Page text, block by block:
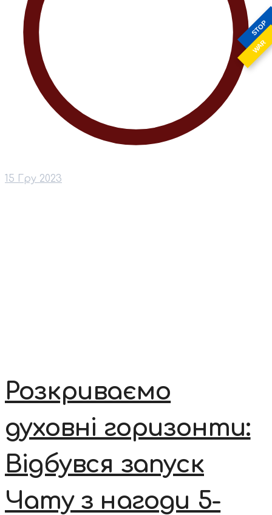
STOP
WAR
15 Гру 2023
Розкриваємо
духовні горизонти:
Відбувся запуск
Чату з нагоди 5-